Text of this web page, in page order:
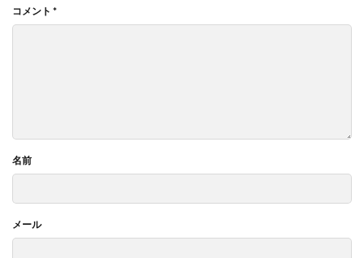
コメント *
名前
メール